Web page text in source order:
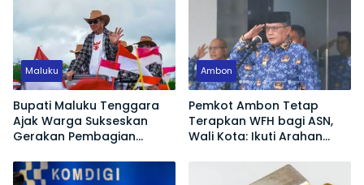
Maluku
Bupati Maluku Tenggara
Ajak Warga Sukseskan
Gerakan Pembagian
Ambon
Pemkot Ambon Tetap
Terapkan WFH bagi ASN,
Wali Kota: Ikuti Arahan